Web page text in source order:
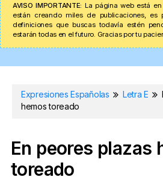
AVISO IMPORTANTE: La página web está
están creando miles de publicaciones,
definiciones que buscas todavía estén
estarán todas en el futuro. Gracias por tu
Expresiones Españolas Letra E
hemos toreado
En peores plazas
toreado